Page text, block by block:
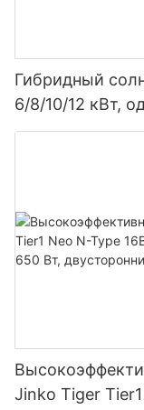
Гибридный
6/8/10/12 кВт,
MPPT-
Jinko Tiger